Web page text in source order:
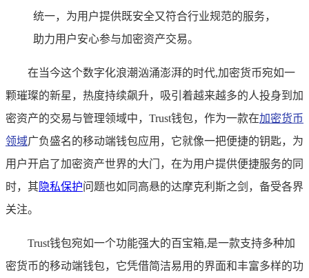
统一，为用户提供既安全又符合行业规范的服务，
助力用户安心参与加密资产交易。
在当今这个数字化浪潮汹涌澎湃的时代,加密货币宛如一
颗璀璨的新星，热度持续飙升，吸引着越来越多的人投身到加
密资产的交易与管理领域中，Trust钱包，作为一款在加密货币
领域广负盛名的移动端钱包应用，它就像一把便捷的钥匙，为
用户开启了加密资产世界的大门，在为用户提供便捷服务的同
时，其隐私保护问题也如同高悬的达摩克利斯之剑，备受各界
关注。
Trust钱包宛如一个功能强大的百宝箱,是一款支持多种加
密货币的移动端钱包，它凭借简洁易用的界面和丰富多样的功